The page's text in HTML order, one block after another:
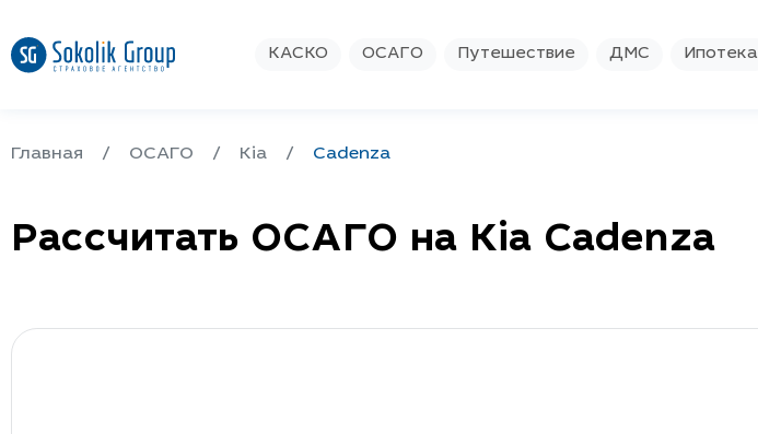
КАСКО ОСАГО Путешествие ДМС Ипотека
Главная ОСАГО Kia Cadenza
Рассчитать ОСАГО на Kia Cadenza